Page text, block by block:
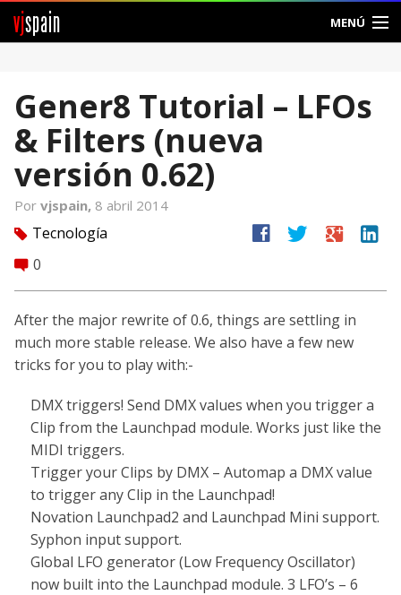
vjspain MENÚ
Foros
Noticias
Ayuda
Entrar
Crear Cuenta
Gener8 Tutorial – LFOs
& Filters (nueva
versión 0.62)
Por vjspain, 8 abril 2014
tag Tecnología
comment 0
facebook twitter google linkedin
After the major rewrite of 0.6, things are settling in
much more stable release. We also have a few new
tricks for you to play with:-
DMX triggers! Send DMX values when you trigger a
Clip from the Launchpad module. Works just like the
MIDI triggers.
Trigger your Clips by DMX – Automap a DMX value
to trigger any Clip in the Launchpad!
Novation Launchpad2 and Launchpad Mini support.
Syphon input support.
Global LFO generator (Low Frequency Oscillator)
now built into the Launchpad module. 3 LFO’s – 6